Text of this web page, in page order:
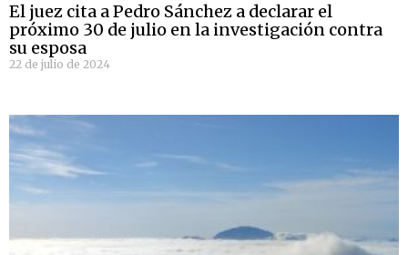
El juez cita a Pedro Sánchez a declarar el
próximo 30 de julio en la investigación contra
su esposa
22 de julio de 2024